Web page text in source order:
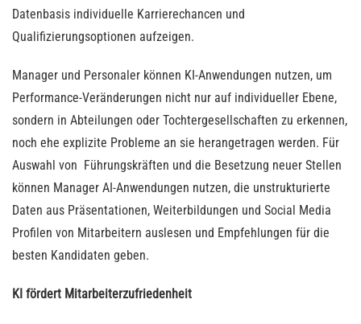
Datenbasis individuelle Karrierechancen und
Qualifizierungsoptionen aufzeigen.
Manager und Personaler können KI-Anwendungen nutzen, um
Performance-Veränderungen nicht nur auf individueller Ebene,
sondern in Abteilungen oder Tochtergesellschaften zu erkennen,
noch ehe explizite Probleme an sie herangetragen werden. Für
Auswahl von Führungskräften und die Besetzung neuer Stellen
können Manager AI-Anwendungen nutzen, die unstrukturierte
Daten aus Präsentationen, Weiterbildungen und Social Media
Profilen von Mitarbeitern auslesen und Empfehlungen für die
besten Kandidaten geben.
KI fördert Mitarbeiterzufriedenheit